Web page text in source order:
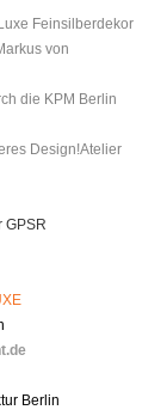
Feinsilberdekor
von
die KPM Berlin
Design!Atelier
GPSR
Berlin